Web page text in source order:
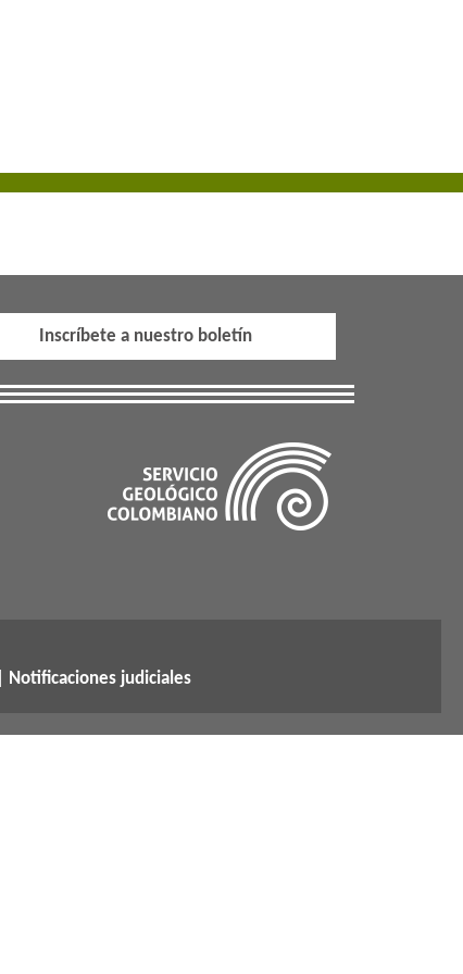
Inscríbete a nuestro boletín
Notificaciones judiciales